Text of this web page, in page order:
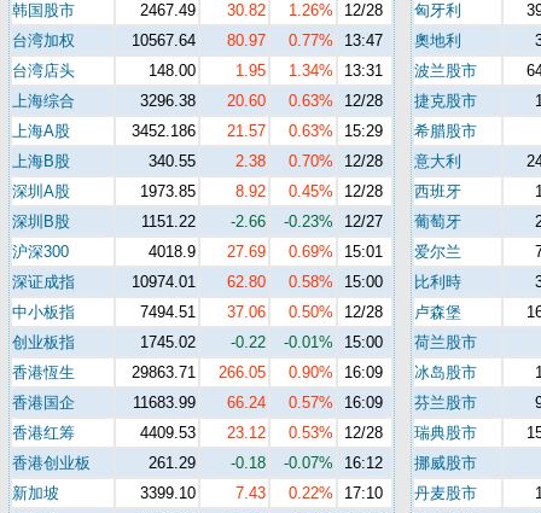
韩国股市
2467.49 30.82 1.26%
12/28
台湾加权
10567.64 80.97 0.77%
13:47
台湾店头
148.00 1.95 1.34%
13:31
上海综合
3296.38 20.60 0.63%
12/28
上海A股
3452.186 21.57 0.63%
15:29
上海B股
340.55 2.38 0.70%
12/28
深圳A股
1973.85 8.92 0.45%
12/28
深圳B股
1151.22 -2.66 -0.23%
12/27
沪深300
4018.9 27.69 0.69%
15:01
深证成指
10974.01 62.80 0.58%
15:00
中小板指
7494.51 37.06 0.50%
12/28
创业板指
1745.02 -0.22 -0.01%
15:00
香港恆生
29863.71 266.05 0.90%
16:09
香港国企
11683.99 66.24 0.57%
16:09
香港红筹
4409.53 23.12 0.53%
12/28
香港创业板
261.29 -0.18 -0.07%
16:12
新加坡
3399.10 7.43 0.22%
17:10
匈牙利
奧地利
波兰股市
捷克股市
希腊股市
意大利
西班牙
葡萄牙
爱尔兰
比利時
卢森堡
荷兰股市
冰岛股市
芬兰股市
瑞典股市
挪威股市
丹麦股市